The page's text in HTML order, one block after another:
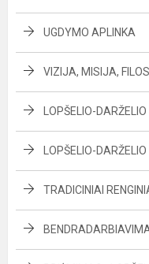
UGDYMO APLINKA
VIZIJA, MISIJA,
LOPŠELIO-
LOPŠELIO-
TRADICINIAI